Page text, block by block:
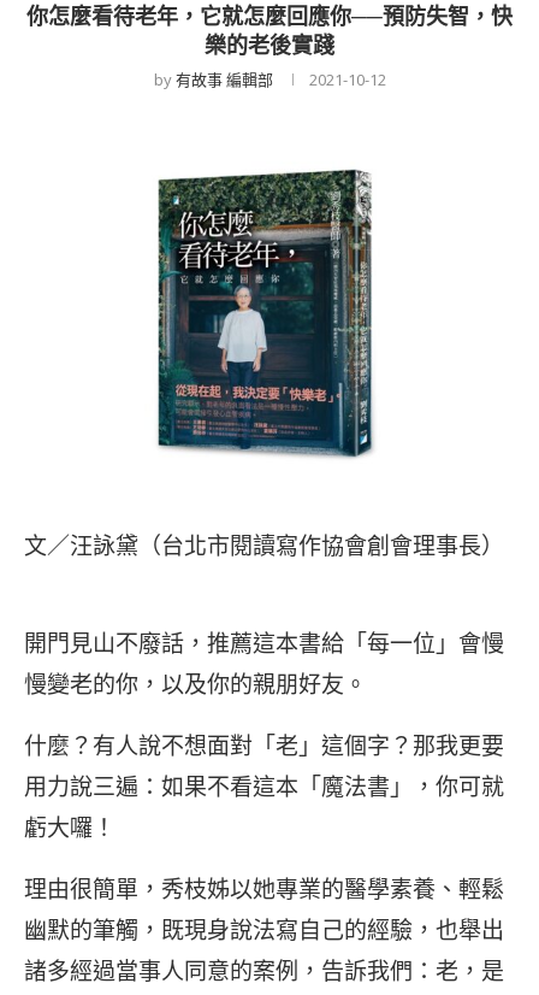
你怎麼看待老年，它就怎麼回應你──預防失智，快
樂的老後實踐
by有故事 編輯部 2021-10-12
文／汪詠黛（台北市閱讀寫作協會創會理事長）
開門見山不廢話，推薦這本書給「每一位」會慢
慢變老的你，以及你的親朋好友。
什麼？有人說不想面對「老」這個字？那我更要
用力說三遍：如果不看這本「魔法書」，你可就
虧大囉！
理由很簡單，秀枝姊以她專業的醫學素養、輕鬆
幽默的筆觸，既現身說法寫自己的經驗，也舉出
諸多經過當事人同意的案例，告訴我們：老，是